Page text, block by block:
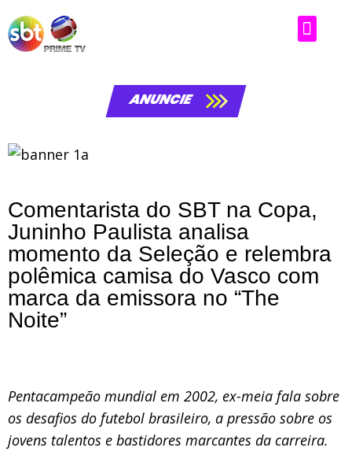
ANUNCIE
Comentarista do SBT na Copa,
Juninho Paulista analisa
momento da Seleção e relembra
polêmica camisa do Vasco com
marca da emissora no “The
Noite”
Pentacampeão mundial em 2002, ex-meia fala sobre
os desafios do futebol brasileiro, a pressão sobre os
jovens talentos e bastidores marcantes da carreira.